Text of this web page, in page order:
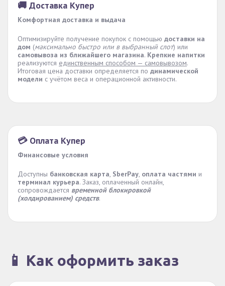
🚚 Доставка Купер
Комфортная доставка и выдача
Оптимизируйте получение покупок с помощью доставки на
дом (максимально быстро или в выбранный слот) или
самовывоза из ближайшего магазина. Крепкие напитки
реализуются единственным способом — самовывозом.
Итоговая цена доставки определяется по динамической
модели с учётом веса и операционной активности.
💳 Оплата Купер
Финансовые условия
Доступны банковская карта, SberPay, оплата частями и
терминал курьера. Заказ, оплаченный онлайн,
сопровождается временной блокировкой
(холдированием) средств.
📱 Как оформить заказ